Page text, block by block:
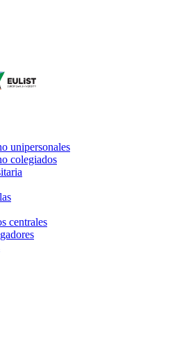
unipersonales
colegiados
centrales